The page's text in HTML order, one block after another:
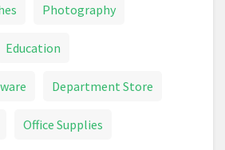
Photography
Education
Department Store
Office Supplies